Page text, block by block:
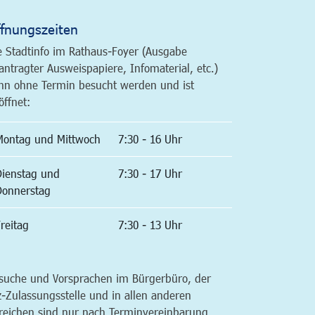
Stadtinfo im Rathaus-Foyer (Ausgabe
Ausweispapiere, Infomaterial, etc.)
ohne Termin besucht werden und ist
und Mittwoch 7:30 - 16 Uhr
und
7:30 - 17 Uhr
7:30 - 13 Uhr
und Vorsprachen im Bürgerbüro, der
Zulassungsstelle und in allen anderen
sind nur nach Terminvereinbarung